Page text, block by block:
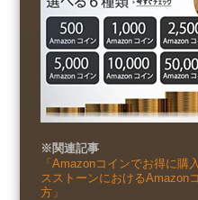
※関連記事
「Amazonコインでお得に購
スストーンにおけるAmazon
方」